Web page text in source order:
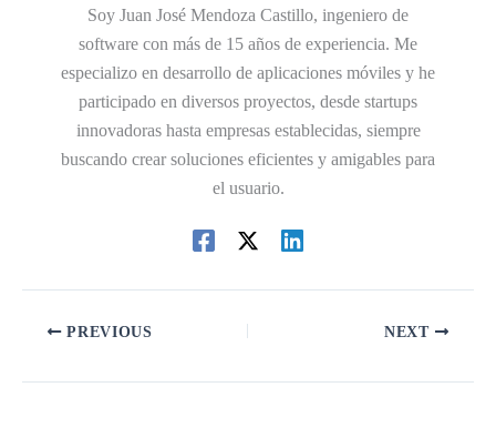
Soy Juan José Mendoza Castillo, ingeniero de
software con más de 15 años de experiencia. Me
especializo en desarrollo de aplicaciones móviles y he
participado en diversos proyectos, desde startups
innovadoras hasta empresas establecidas, siempre
buscando crear soluciones eficientes y amigables para
el usuario.
PREVIOUS NEXT